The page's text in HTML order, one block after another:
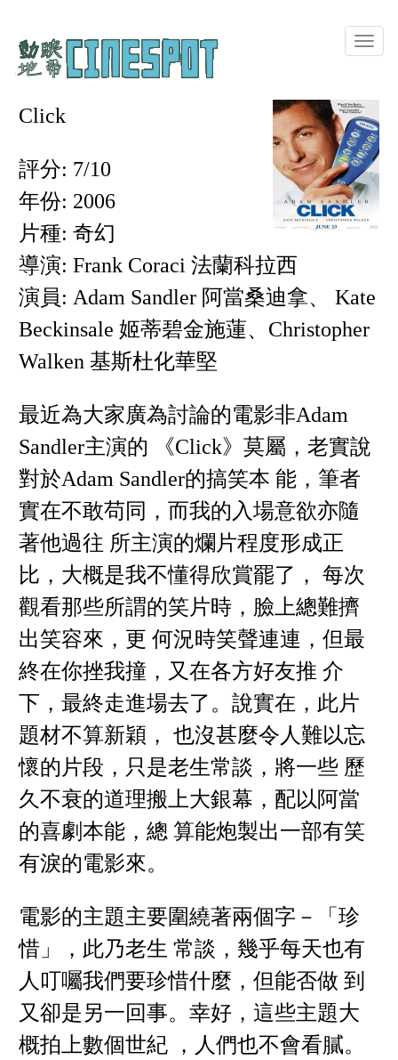
Toggle
Click
評分: 7/10
年份: 2006
片種: 奇幻
導演: Frank Coraci 法蘭科拉西
演員: Adam Sandler 阿當桑迪拿、 Kate
Beckinsale 姬蒂碧金施蓮、Christopher
Walken 基斯杜化華堅
最近為大家廣為討論的電影非Adam
Sandler主演的 《Click》莫屬，老實說
對於Adam Sandler的搞笑本 能，筆者
實在不敢苟同，而我的入場意欲亦隨
著他過往 所主演的爛片程度形成正
比，大概是我不懂得欣賞罷了， 每次
觀看那些所謂的笑片時，臉上總難擠
出笑容來，更 何況時笑聲連連，但最
終在你挫我撞，又在各方好友推 介
下，最終走進場去了。說實在，此片
題材不算新穎， 也沒甚麼令人難以忘
懷的片段，只是老生常談，將一些 歷
久不衰的道理搬上大銀幕，配以阿當
的喜劇本能，總 算能炮製出一部有笑
有淚的電影來。
電影的主題主要圍繞著兩個字－「珍
惜」，此乃老生 常談，幾乎每天也有
人叮囑我們要珍惜什麼，但能否做 到
又卻是另一回事。幸好，這些主題大
概拍上數個世紀 ，人們也不會看膩。